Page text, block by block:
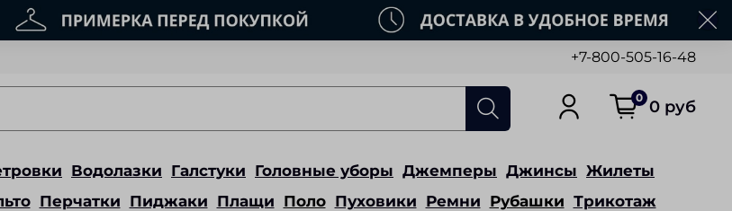
+7-800-505-16-48
0 0 руб
Водолазки Галстуки Головные уборы Джемперы Джинсы Жилеты
Перчатки Пиджаки Плащи Поло Пуховики Ремни Рубашки Трикотаж